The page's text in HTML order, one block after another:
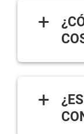
+
+